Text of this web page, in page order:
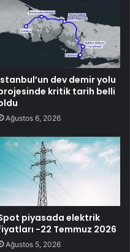
dev demir yolu
kritik tarih belli
Ağustos 6, 2026
piyasada elektrik
-22 Temmuz 2026
Ağustos 5, 2026